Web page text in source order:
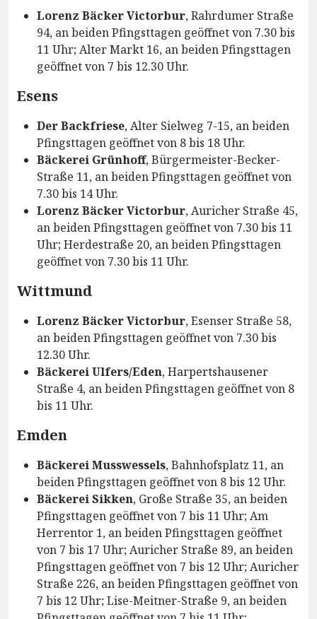
Lorenz Bäcker Victorbur, Rahrdumer Straße
94, an beiden Pfingsttagen geöffnet von 7.30 bis
11 Uhr; Alter Markt 16, an beiden Pfingsttagen
geöffnet von 7 bis 12.30 Uhr.
Esens
Der Backfriese, Alter Sielweg 7-15, an beiden
Pfingsttagen geöffnet von 8 bis 18 Uhr.
Bäckerei Grünhoff, Bürgermeister-Becker-
Straße 11, an beiden Pfingsttagen geöffnet von
7.30 bis 14 Uhr.
Lorenz Bäcker Victorbur, Auricher Straße 45,
an beiden Pfingsttagen geöffnet von 7.30 bis 11
Uhr; Herdestraße 20, an beiden Pfingsttagen
geöffnet von 7.30 bis 11 Uhr.
Wittmund
Lorenz Bäcker Victorbur, Esenser Straße 58,
an beiden Pfingsttagen geöffnet von 7.30 bis
12.30 Uhr.
Bäckerei Ulfers/Eden, Harpertshausener
Straße 4, an beiden Pfingsttagen geöffnet von 8
bis 11 Uhr.
Emden
Bäckerei Musswessels, Bahnhofsplatz 11, an
beiden Pfingsttagen geöffnet von 8 bis 12 Uhr.
Bäckerei Sikken, Große Straße 35, an beiden
Pfingsttagen geöffnet von 7 bis 11 Uhr; Am
Herrentor 1, an beiden Pfingsttagen geöffnet
von 7 bis 17 Uhr; Auricher Straße 89, an beiden
Pfingsttagen geöffnet von 7 bis 12 Uhr; Auricher
Straße 226, an beiden Pfingsttagen geöffnet von
7 bis 12 Uhr; Lise-Meitner-Straße 9, an beiden